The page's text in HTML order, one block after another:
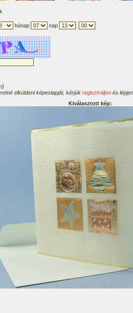
hónap nap :
elküldeni képeslapját, kérjük regisztráljon és
Kiválasztott kép: